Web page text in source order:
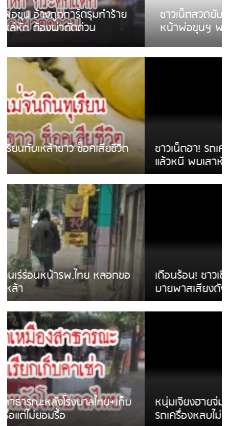
ชาวเน็ตสวดยับ! พบพม่าเร่ขายพวงมาลัย
หน้าพ่อขุนฯ พอไม่ซื้อเดินตาม
ชาวเน็ตฮา! รถเครื่องแม่สายชนป้ายร้านโลงศพ
แล้วหนี พบเสาหัก เบรคหัก หวิดได้ใช้บริการ
เดือนร้อน! ชาวเชียงรายบ่นรถ Isuzu สีขาวซิ่ง
บายพาสเสียงดังสร้างความรำคาญ
หนุ่มเจียงฮายจ่ม พบถังน้ำดื่มตกกลางถนน
รถเครื่องหลบไม่ทันล้มบาดเจ็บ